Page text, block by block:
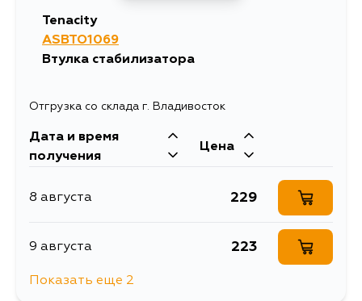
Tenacity
ASBTO1069
Втулка стабилизатора
Отгрузка со склада г. Владивосток
Дата и время
получения
Цена
8 августа 229
9 августа 223
Показать еще 2